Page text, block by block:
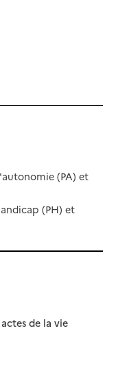
(PA) et
(PH) et
de la vie